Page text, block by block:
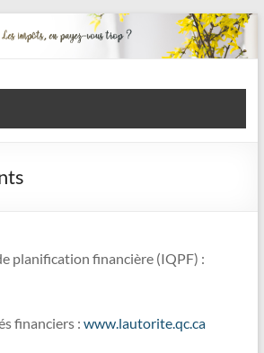
planification financière (IQPF) :
financiers : www.lautorite.qc.ca